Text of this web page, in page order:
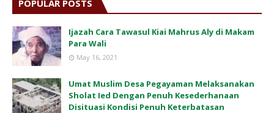
POPULAR POSTS
Ijazah Cara Tawasul Kiai Mahrus Aly di Makam
Para Wali
May 16, 2021
Umat Muslim Desa Pegayaman Melaksanakan
Sholat Ied Dengan Penuh Kesederhanaan
Disituasi Kondisi Penuh Keterbatasan